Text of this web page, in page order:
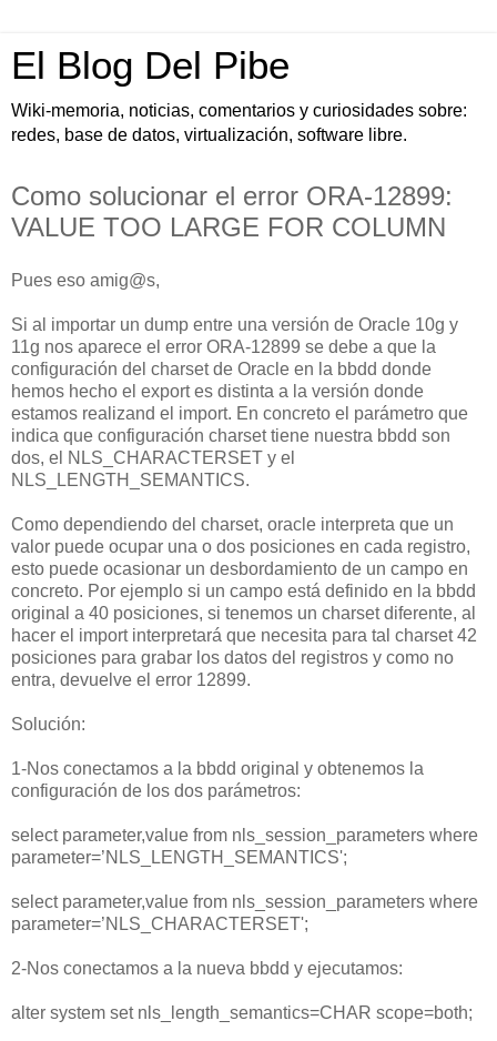
El Blog Del Pibe
Wiki-memoria, noticias, comentarios y curiosidades sobre:
redes, base de datos, virtualización, software libre.
Como solucionar el error ORA-12899:
VALUE TOO LARGE FOR COLUMN
Pues eso amig@s,
Si al importar un dump entre una versión de Oracle 10g y
11g nos aparece el error ORA-12899 se debe a que la
configuración del charset de Oracle en la bbdd donde
hemos hecho el export es distinta a la versión donde
estamos realizand el import. En concreto el parámetro que
indica que configuración charset tiene nuestra bbdd son
dos, el NLS_CHARACTERSET y el
NLS_LENGTH_SEMANTICS.
Como dependiendo del charset, oracle interpreta que un
valor puede ocupar una o dos posiciones en cada registro,
esto puede ocasionar un desbordamiento de un campo en
concreto. Por ejemplo si un campo está definido en la bbdd
original a 40 posiciones, si tenemos un charset diferente, al
hacer el import interpretará que necesita para tal charset 42
posiciones para grabar los datos del registros y como no
entra, devuelve el error 12899.
Solución:
1-Nos conectamos a la bbdd original y obtenemos la
configuración de los dos parámetros:
select parameter,value from nls_session_parameters where
parameter=’NLS_LENGTH_SEMANTICS';
select parameter,value from nls_session_parameters where
parameter=’NLS_CHARACTERSET';
2-Nos conectamos a la nueva bbdd y ejecutamos:
alter system set nls_length_semantics=CHAR scope=both;